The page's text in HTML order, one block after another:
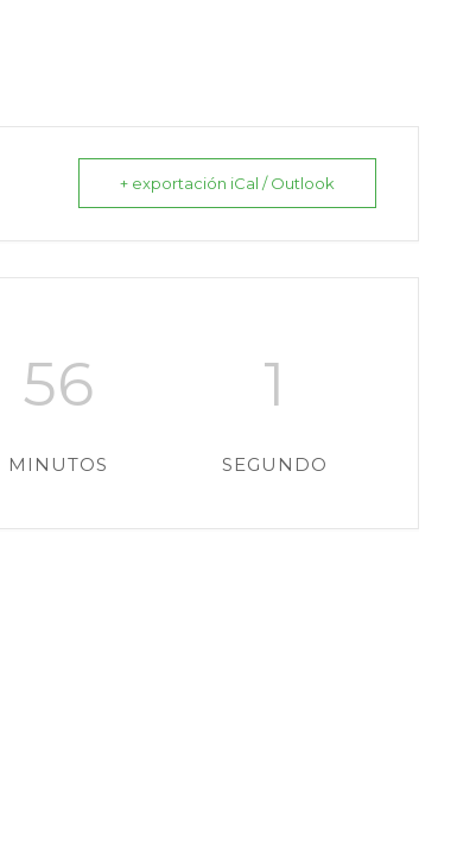
+ exportación iCal / Outlook
56
MINUTOS
0
SEGUNDOS